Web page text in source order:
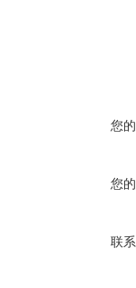
您
您
联